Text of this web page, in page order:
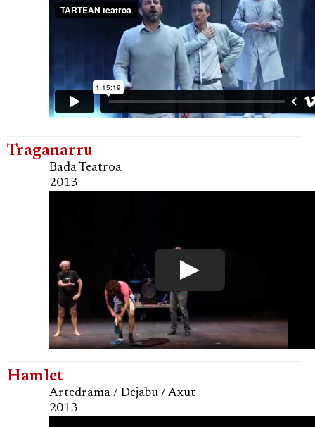
Traganarru
Bada Teatroa
2013
Hamlet
Artedrama / Dejabu / Axut
2013